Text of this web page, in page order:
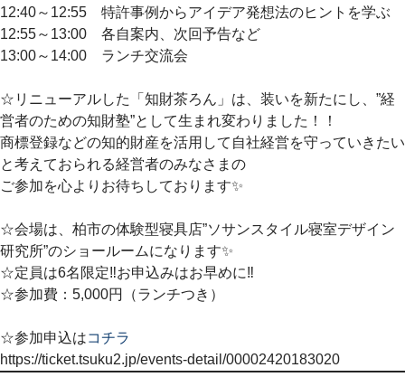
12:40～12:55 特許事例からアイデア発想法のヒントを学ぶ
12:55～13:00 各自案内、次回予告など
13:00～14:00 ランチ交流会
☆リニューアルした「知財茶ろん」は、装いを新たにし、”経
営者のための知財塾”として生まれ変わりました！！
商標登録などの知的財産を活用して自社経営を守っていきたい
と考えておられる経営者のみなさまの
ご参加を心よりお待ちしております✨ ㅤ
☆会場は、柏市の体験型寝具店”ソサンスタイル寝室デザイン
研究所”のショールームになります✨ ㅤ
☆定員は6名限定‼お申込みはお早めに‼
☆参加費：5,000円（ランチつき）
☆参加申込はコチラ
https://ticket.tsuku2.jp/events-detail/00002420183020